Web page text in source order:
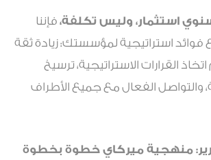
سنوي استثمار، وليس تكلفة، فإننا
استراتيجية لمؤسستك: زيادة ثقة
القرارات الاستراتيجية، ترسيخ
والتواصل الفعال مع جميع الأطراف
منهجية ميركاي خطوة بخطوة